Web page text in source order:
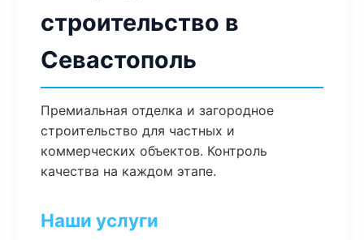
строительство в
Севастополь
Премиальная отделка и загородное
строительство для частных и
коммерческих объектов. Контроль
качества на каждом этапе.
Наши услуги